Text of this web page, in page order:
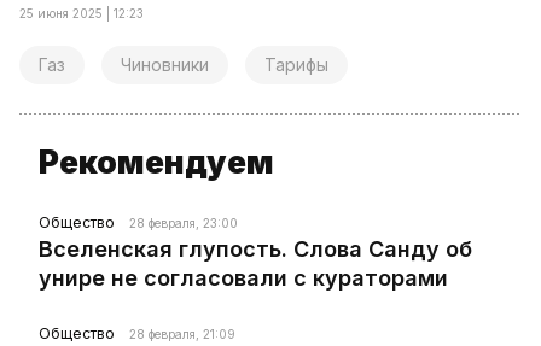
25 июня 2025 | 12:23
Газ Чиновники Тарифы
Рекомендуем
Общество 28 февраля, 23:00
Вселенская глупость. Слова Санду об
унире не согласовали с кураторами
Общество 28 февраля, 21:09